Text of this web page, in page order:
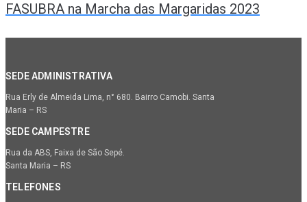
FASUBRA na Marcha das Margaridas 2023
SEDE ADMINISTRATIVA
Rua Erly de Almeida Lima, n° 680. Bairro Camobi. Santa
Maria – RS
SEDE CAMPESTRE
Rua da ABS, Faixa de São Sepé.
Santa Maria – RS
TELEFONES